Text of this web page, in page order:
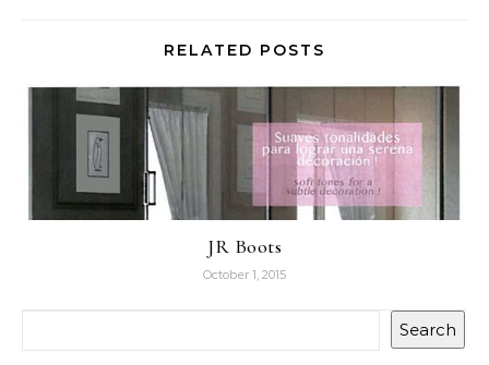
RELATED POSTS
JR Boots
October 1, 2015
Search